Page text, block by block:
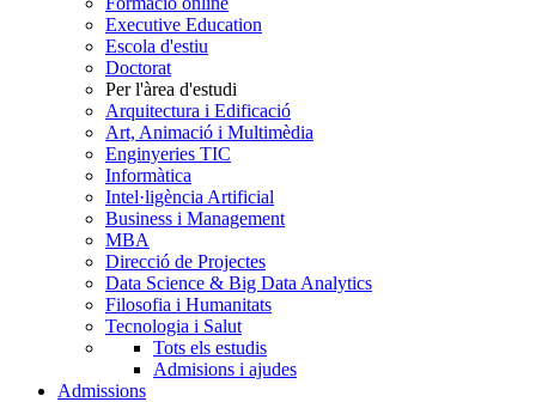
Executive Education
Escola d'estiu
Doctorat
Per l'àrea d'estudi
Arquitectura i Edificació
Art, Animació i Multimèdia
Enginyeries TIC
Informàtica
Intel·ligència Artificial
Business i Management
MBA
Direcció de Projectes
Data Science & Big Data Analytics
Filosofia i Humanitats
Tecnologia i Salut
Tots els estudis
Admisions i ajudes
Admissions